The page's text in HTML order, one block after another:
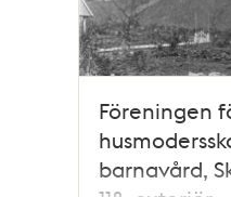
Föreningen
barnavård,